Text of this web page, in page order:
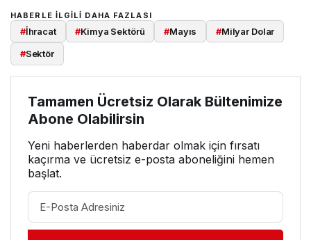
HABERLE ILGILI DAHA FAZLASI
#İhracat #Kimya Sektörü #Mayıs #Milyar Dolar
#Sektör
Tamamen Ücretsiz Olarak Bültenimize
Abone Olabilirsin
Yeni haberlerden haberdar olmak için fırsatı
kaçırma ve ücretsiz e-posta aboneliğini hemen
başlat.